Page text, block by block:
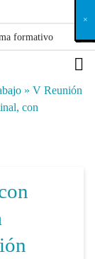
» V Reunión
con
X
×
×
×
×
×
×
×
×
×
×
×
×
×
×
×
×
×
×
×
×
×
×
×
×
×
×
×
×
×
×
×
×
×
×
×
×
×
×
×
×
×
×
×
×
×
×
×
×
×
×
×
×
×
×
×
×
×
×
×
×
×
×
×
×
×
×
×
×
×
×
×
×
×
×
×
×
×
×
×
×
×
×
×
×
×
×
×
×
×
×
×
×
×
×
×
×
×
×
×
×
×
×
×
×
×
×
×
×
×
×
×
×
×
×
×
×
×
×
×
×
×
×
×
×
×
×
×
×
×
×
×
×
×
×
×
×
×
×
×
×
×
×
×
×
×
×
×
×
×
×
×
×
×
×
×
×
×
×
×
×
×
×
×
×
×
×
×
×
×
×
×
×
×
×
×
×
×
×
×
×
×
×
×
×
×
×
×
×
×
×
×
×
×
×
×
×
×
×
×
×
×
×
×
×
×
×
×
×
×
×
×
×
×
×
×
×